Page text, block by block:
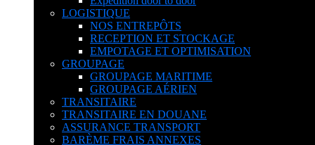
LOGISTIQUE
NOS ENTREPÔTS
RECEPTION ET STOCKAGE
EMPOTAGE ET OPTIMISATION
GROUPAGE
GROUPAGE MARITIME
GROUPAGE AÉRIEN
TRANSITAIRE
TRANSITAIRE EN DOUANE
ASSURANCE TRANSPORT
BARÈME FRAIS ANNEXES